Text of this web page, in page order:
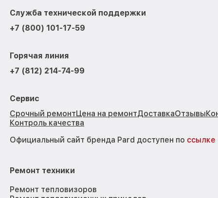
Служба технической поддержки
+7 (800) 101-17-59
Горячая линия
+7 (812) 214-74-99
Сервис
Срочный ремонтЦена на ремонтДоставкаОтзывы
Контроль качества
Официальный сайт бренда Pard доступен по ссылке
Ремонт техники
Ремонт тепловизоров